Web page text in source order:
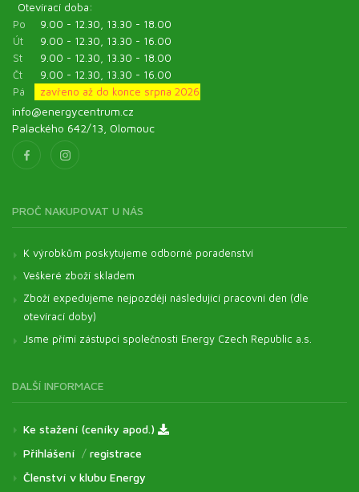
Otevírací doba:
Po
9.00 - 12.30, 13.30 - 18.00
Út
9.00 - 12.30, 13.30 - 16.00
St
9.00 - 12.30, 13.30 - 18.00
Čt
9.00 - 12.30, 13.30 - 16.00
Pá
zavřeno až do konce srpna 2026
info@energycentrum.cz
Palackého 642/13, Olomouc
PROČ NAKUPOVAT U NÁS
K výrobkům poskytujeme odborné poradenství
Veškeré zboží skladem
Zboží expedujeme nejpozději následující pracovní den (dle
otevírací doby)
Jsme přímí zástupci společnosti Energy Czech Republic a.s.
DALŠÍ INFORMACE
Ke stažení (ceníky apod.)
Přihlášení / registrace
Členství v klubu Energy